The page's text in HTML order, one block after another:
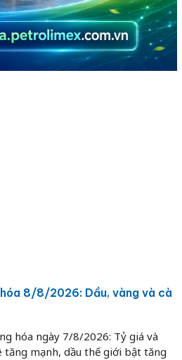
8/8/2026: Dầu, vàng và cà
hóa ngày 7/8/2026: Tỷ giá và
tăng mạnh, dầu thế giới bật tăng